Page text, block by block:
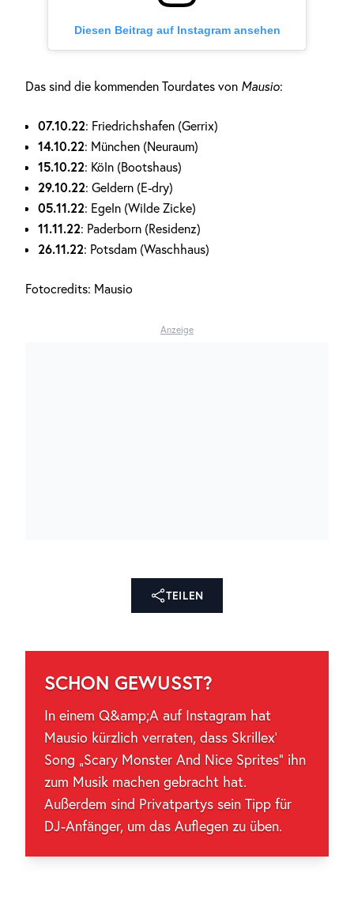
Diesen Beitrag auf Instagram ansehen
Das sind die kommenden Tourdates von Mausio:
07.10.22: Friedrichshafen (Gerrix)
14.10.22: München (Neuraum)
15.10.22: Köln (Bootshaus)
29.10.22: Geldern (E-dry)
05.11.22: Egeln (Wilde Zicke)
11.11.22: Paderborn (Residenz)
26.11.22: Potsdam (Waschhaus)
Fotocredits: Mausio
Anzeige
TEILEN
SCHON GEWUSST?
In einem Q&amp;A auf Instagram hat
Mausio kürzlich verraten, dass Skrillex’
Song „Scary Monster And Nice Sprites“ ihn
zum Musik machen gebracht hat.
Außerdem sind Privatpartys sein Tipp für
DJ-Anfänger, um das Auflegen zu üben.